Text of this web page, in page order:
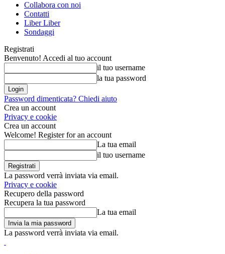
Collabora con noi
Contatti
Liber Liber
Sondaggi
Registrati
Benvenuto! Accedi al tuo account
il tuo username
la tua password
Password dimenticata? Chiedi aiuto
Crea un account
Privacy e cookie
Crea un account
Welcome! Register for an account
La tua email
il tuo username
La password verrà inviata via email.
Privacy e cookie
Recupero della password
Recupera la tua password
La tua email
La password verrà inviata via email.